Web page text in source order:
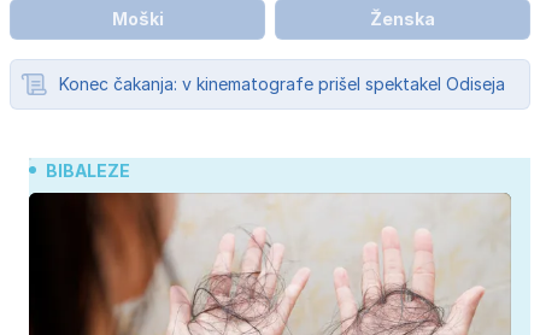
Moški Ženska
Konec čakanja: v kinematografe prišel spektakel Odiseja
BIBALEZE